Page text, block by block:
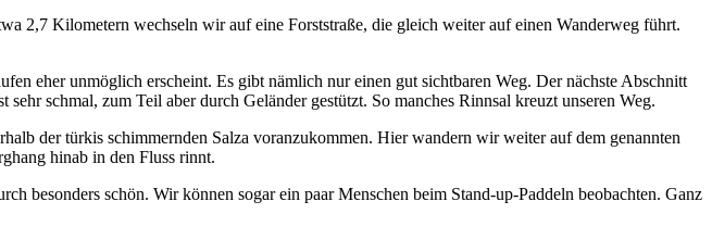
2,7 Kilometern wechseln wir auf eine Forststraße, die gleich weiter auf einen Wanderweg führt.
eher unmöglich erscheint. Es gibt nämlich nur einen gut sichtbaren Weg. Der nächste Abschnitt
schmal, zum Teil aber durch Geländer gestützt. So manches Rinnsal kreuzt unseren Weg.
der türkis schimmernden Salza voranzukommen. Hier wandern wir weiter auf dem genannten
hinab in den Fluss rinnt.
besonders schön. Wir können sogar ein paar Menschen beim Stand-up-Paddeln beobachten. Ganz